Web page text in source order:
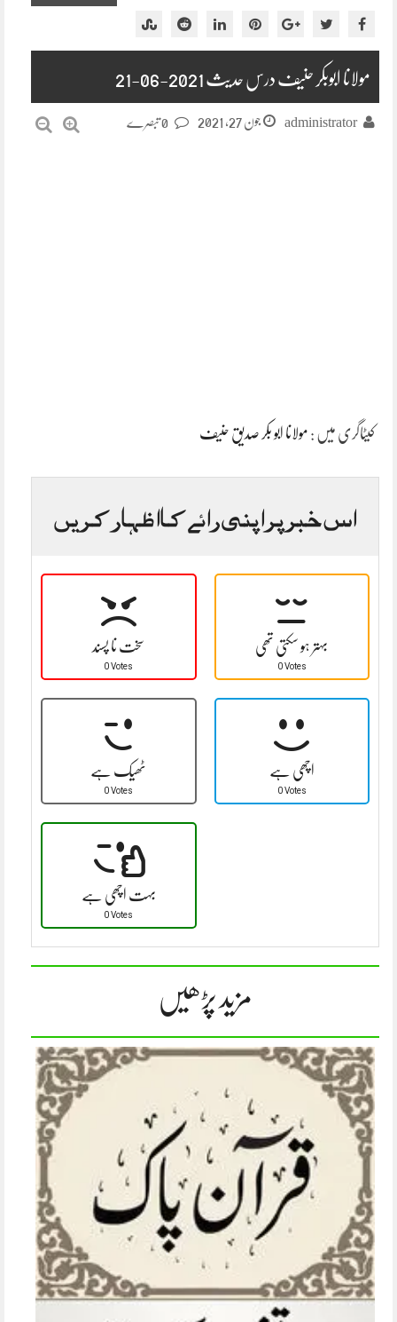
مولانا ابوبکر حنیف درس حدیث 2021-06-21
administrator جون 27, 2021
کیٹاگری میں : مولانا ابو بکر صدیق حنیف
اس خبر پر اپنی رائے کا اظہار کریں
سخت نا پسند
0 Votes
بہتر ہو سکتی تھی
0 Votes
ٹھیک ہے
0 Votes
اچھی ہے
0 Votes
بہت اچھی ہے
0 Votes
مزید پڑھیں